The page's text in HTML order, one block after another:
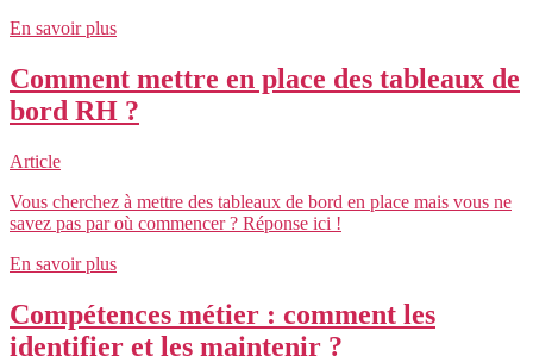
En savoir plus
Comment mettre en place des tableaux de
bord RH ?
Article
Vous cherchez à mettre des tableaux de bord en place mais vous ne
savez pas par où commencer ? Réponse ici !
En savoir plus
Compétences métier : comment les
identifier et les maintenir ?